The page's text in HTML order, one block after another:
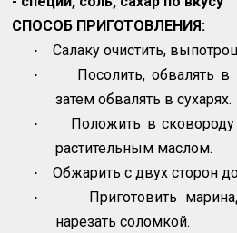
СПОСОБ ПРИГОТОВЛЕНИЯ:
· Салаку очистить,
·
Посолить, обвалять
затем обвалять в сухарях.
·
Положить в
растительным маслом.
· Обжарить с двух сторон
·
Приготовить
нарезать соломкой.